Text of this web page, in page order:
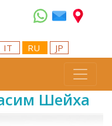
IT RU JP
Шейха